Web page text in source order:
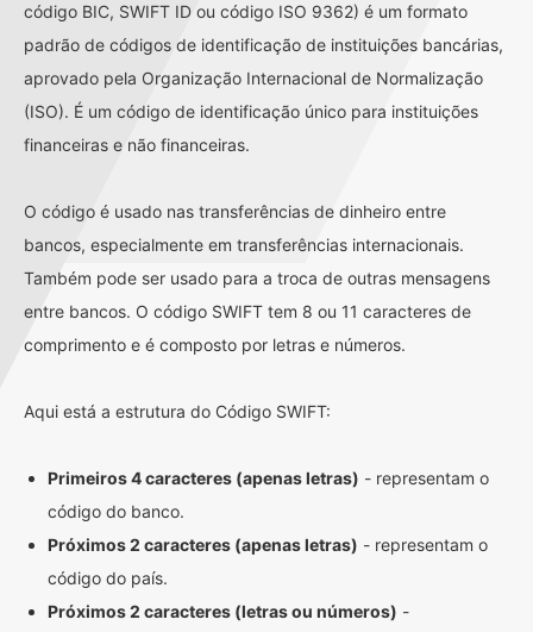
código BIC, SWIFT ID ou código ISO 9362) é um formato
padrão de códigos de identificação de instituições bancárias,
aprovado pela Organização Internacional de Normalização
(ISO). É um código de identificação único para instituições
financeiras e não financeiras.
O código é usado nas transferências de dinheiro entre
bancos, especialmente em transferências internacionais.
Também pode ser usado para a troca de outras mensagens
entre bancos. O código SWIFT tem 8 ou 11 caracteres de
comprimento e é composto por letras e números.
Aqui está a estrutura do Código SWIFT:
Primeiros 4 caracteres (apenas letras) - representam o
código do banco.
Próximos 2 caracteres (apenas letras) - representam o
código do país.
Próximos 2 caracteres (letras ou números) -